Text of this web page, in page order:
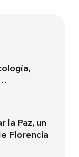
la Paz, un
Florencia